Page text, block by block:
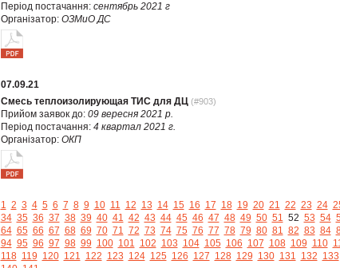
Період постачання: сентябрь 2021 г
Організатор: ОЗМиО ДС
07.09.21
Смесь теплоизолирующая ТИС для ДЦ(#903)
Прийом заявок до: 09 вересня 2021 р.
Період постачання: 4 квартал 2021 г.
Організатор: ОКП
1 2 3 4 5 6 7 8 9 10 11 12 13 14 15 16 17 18 19 20 21 22 23 24
34 35 36 37 38 39 40 41 42 43 44 45 46 47 48 49 50 51 52 53 54
64 65 66 67 68 69 70 71 72 73 74 75 76 77 78 79 80 81 82 83 84
94 95 96 97 98 99 100 101 102 103 104 105 106 107 108 109 110
118 119 120 121 122 123 124 125 126 127 128 129 130 131 132 133